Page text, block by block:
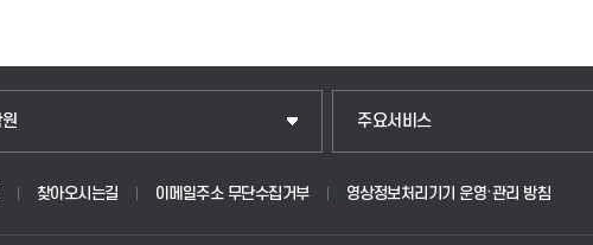
주요서비스
찾아오시는길 이메일주소 무단수집거부 영상정보처리기기 운영·관리 방침